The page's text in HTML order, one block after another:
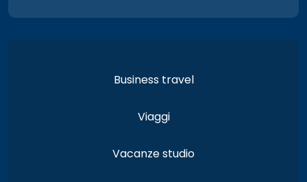
Business travel
Viaggi
Vacanze studio